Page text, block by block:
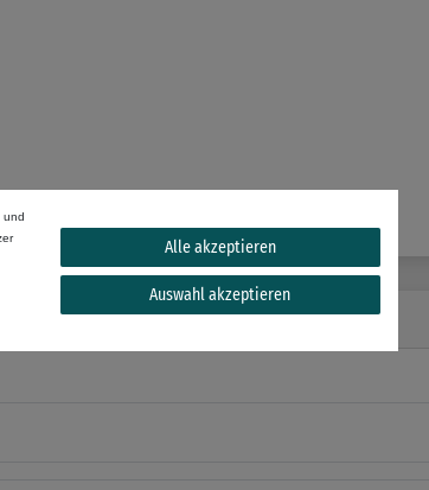
und
Alle akzeptieren
Auswahl akzeptieren